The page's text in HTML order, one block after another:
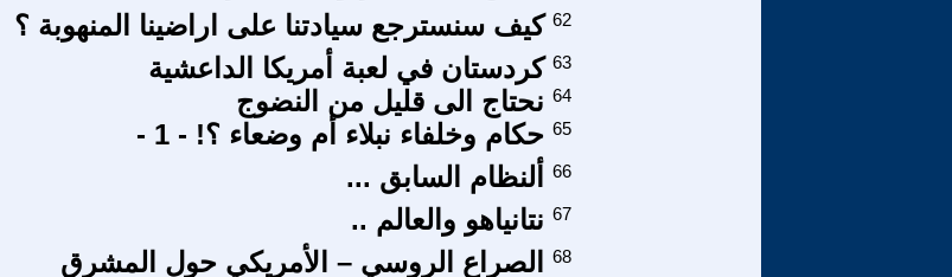
كيف سنسترجع سيادتنا على اراضينا المنهوبة ؟ 62
كردستان في لعبة أمريكا الداعشية 63
نحتاج الى قليل من النضوج 64
حكام وخلفاء نبلاء أم وضعاء ؟! - 1 - 65
ألنظام السابق ... 66
نتانياهو والعالم .. 67
الصراع الروسي – الأمريكي حول المشرق 68